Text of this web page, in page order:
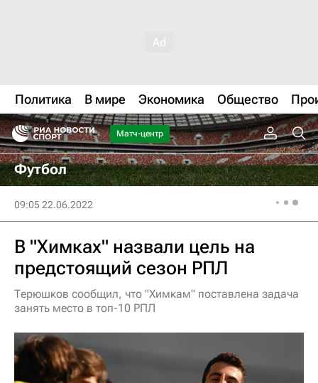
Политика В мире Экономика Общество
Матч-центр
Футбол
09:05 22.06.2022
В "Химках" назвали цель на
предстоящий сезон РПЛ
Терюшков сообщил, что "Химкам" поставлена задача
занять место в топ-10 РПЛ